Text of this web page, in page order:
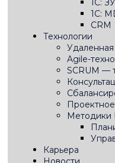
1С:
1С:
CRM
Технологии
Удаленная
Agile-
SCRUM —
Методики
Карьера